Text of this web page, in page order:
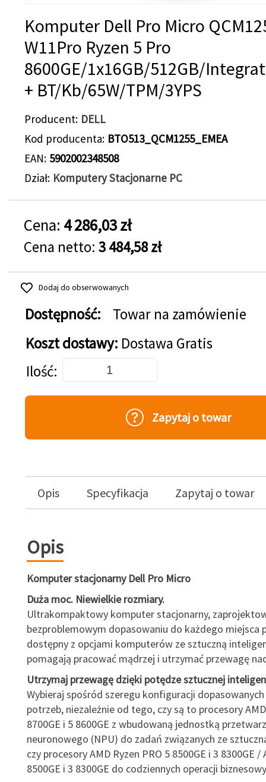
Komputer Dell Pro Micro
W11Pro Ryzen 5 Pro
8600GE/1x16GB/512GB/
+ BT/Kb/65W/TPM/3YPS
Producent DELL
Kod producenta BTO513_QCM1255_EMEA
EAN 5902002348508
Dział Komputery Stacjonarne PC
Cena: 4 286,03 zł
Cena netto: 3 484,58 zł
Dodaj do obserwowanych
Dostępność:
Towar na zamówienie
Koszt dostawy: Dostawa Gratis
Dodaj do koszyka
Ilość
Zapytaj o towar
Opis Specyfikacja Zapytaj o towar
Opis
Komputer stacjonarny Dell Pro Micro
Duża moc. Niewielkie rozmiary.
Ultrakompaktowy komputer stacjonarny,
bezproblemowym dopasowaniu do każdego miejsca
dostępny z opcjami komputerów ze sztuczną
pomagają pracować mądrzej i utrzymać przewagę
Utrzymaj przewagę dzięki potędze sztucznej
Wybieraj spośród szeregu konfiguracji
potrzeb, niezależnie od tego, czy są to procesory
8700GE i 5 8600GE z wbudowaną jednostką
neuronowego (NPU) do zadań związanych ze
czy procesory AMD Ryzen PRO 5 8500GE i 3 8300GE /
8500GE i 3 8300GE do codziennych operacji